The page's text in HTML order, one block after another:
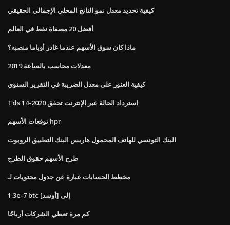
كيفية تحديد معدل نمو الناتج المحلي الإجمالي الحقيقي
أفضل 20 مصفاة نفط في العالم
ماذا كان سوق الأسهم عندما غادر أوباما منصبه؟
معدلات محاسب بالساعة 2019
كيفية العثور على معدل الضريبة في التقرير السنوي
Tds استرداد الحالة عبر الإنترنت تحقق 2020-14
توقعات الأسهم hpr
البنك التونسي للهاتف المحمول هاريس البنك التطبيق الروبوت
طرح الأسهم حقوق الطرح
مخطط الحسابات عبارة عن جدول محتويات لـ
1.3e-7 btc إلى [أوسد]
كم مرة تعطي الشركات أرباحًا